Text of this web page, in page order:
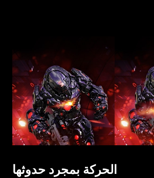
الحركة بمجرد حدوثها